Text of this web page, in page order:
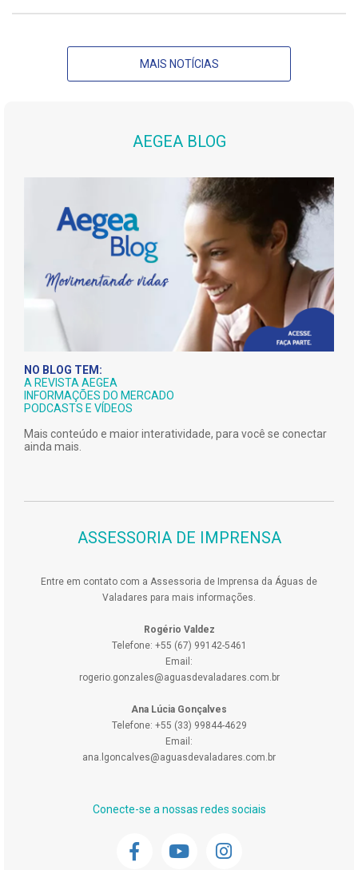
MAIS NOTÍCIAS
AEGEA BLOG
NO BLOG TEM:
A REVISTA AEGEA
INFORMAÇÕES DO MERCADO
PODCASTS E VÍDEOS
Mais conteúdo e maior interatividade, para você se conectar
ainda mais.
ASSESSORIA DE IMPRENSA
Entre em contato com a Assessoria de Imprensa da Águas de
Valadares para mais informações.
Rogério Valdez
Telefone: +55 (67) 99142-5461
Email:
rogerio.gonzales@aguasdevaladares.com.br
Ana Lúcia Gonçalves
Telefone: +55 (33) 99844-4629
Email:
ana.lgoncalves@aguasdevaladares.com.br
Conecte-se a nossas redes sociais